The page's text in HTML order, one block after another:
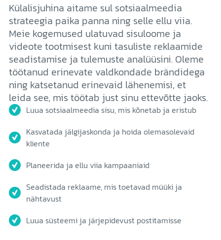
Külalisjuhina aitame sul sotsiaalmeedia
strateegia paika panna ning selle ellu viia.
Meie kogemused ulatuvad sisuloome ja
videote tootmisest kuni tasuliste reklaamide
seadistamise ja tulemuste analüüsini. Oleme
töötanud erinevate valdkondade brändidega
ning katsetanud erinevaid lähenemisi, et
leida see, mis töötab just sinu ettevõtte jaoks.
Luua sotsiaalmeedia sisu, mis kõnetab ja eristub
Kasvatada jälgijaskonda ja hoida olemasolevaid
kliente
Planeerida ja ellu viia kampaaniaid
Seadistada reklaame, mis toetavad müüki ja
nähtavust
Luua süsteemi ja järjepidevust postitamisse